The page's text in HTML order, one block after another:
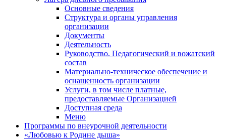
Основные сведения
Структура и органы управления
организации
Документы
Деятельность
Руководство. Педагогический и вожатский
состав
Материально-техническое обеспечение и
оснащенность организации
Услуги, в том числе платные,
предоставляемые Организацией
Доступная среда
Меню
Программы по внеурочной деятельности
«Любовью к Родине дыша»